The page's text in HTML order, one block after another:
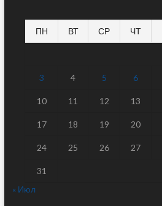
ПН ВТ СР ЧТ
3 4 5 6
10 11 12 13
17 18 19 20
24 25 26 27
31
« Июл